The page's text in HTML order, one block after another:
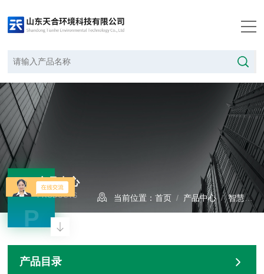
产品中心
PRODUCTS
P
当前位置：首页 / 产品中心/智慧水文
产品目录